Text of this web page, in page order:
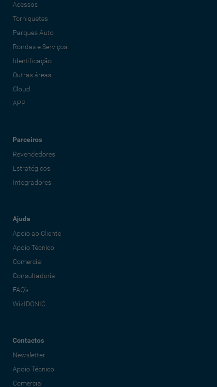
Acessos
Torniquetes
Parques Auto
Rondas e Serviços
Identificação
Outras áreas
Cloud
APP
Parceiros
Revendedores
Estratégicos
Integradores
Ajuda
Apoio ao Cliente
Apoio Técnico
Comercial
Consultadoria
FAQ's
WikIDONIC
Contactos
Newsletter
Apoio Técnico
Comercial